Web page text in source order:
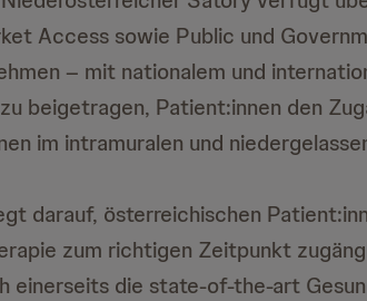
Access sowie Public und
– mit nationalem und
beigetragen, Patient:innen den
im intramuralen und
darauf, österreichischen
zum richtigen Zeitpunkt
einerseits die state-of-the-art